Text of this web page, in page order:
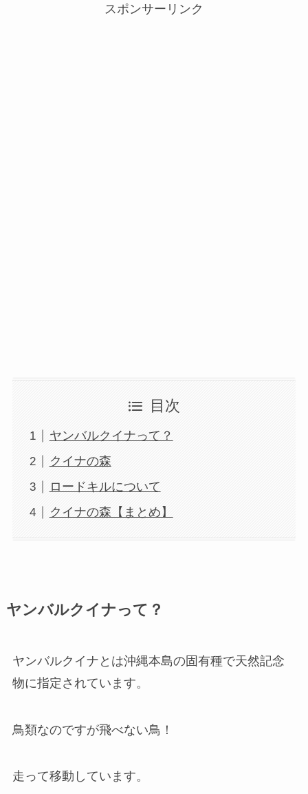
スポンサーリンク
目次
ヤンバルクイナって？
クイナの森
ロードキルについて
クイナの森【まとめ】
ヤンバルクイナって？
ヤンバルクイナとは沖縄本島の固有種で天然記念
物に指定されています。
鳥類なのですが飛べない鳥！
走って移動しています。